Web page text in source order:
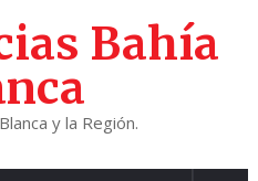
Bahía
y la Región.